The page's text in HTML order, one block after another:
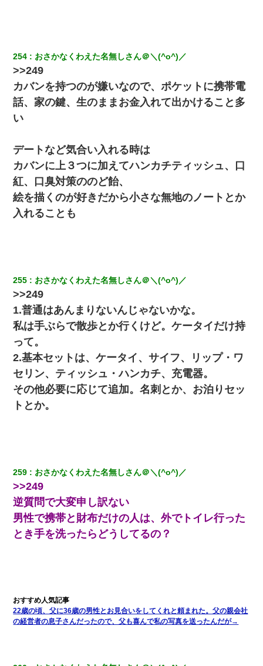
近づいて頭突きをしてきて…
ワイ144kg彼女98kgデブカップル、1年間毎日行為しまくった結
果
小2の頃、妹と昼寝してたら家が火事になってて気づくと逃げ場が
放置子が病院送りになったらしい → 俺（二度と帰ってくるなよ…
嫁を半身不随にしやがった恨みは、正直こんなもんじゃ晴れな
い）
隣の部屋の住民の母親、オートロックを突破してマンションに入
り込んできたみたいで、ずっとドアの前で喚いてて滅茶苦茶うる
13歳娘が元嫁のところから逃げてきた。どう扱ったらいいのかわ
父親がくも膜下出血で突然ﾀﾋ。→母の貯金が0なことが判明。→母
「私を家に置いてほしい、どうか見捨てないで(土下座」俺・嫁
「…」
「お前の父ちゃんは自宅警備員」とかからかわれたけど、実はと
んでもない仕事に就いていた
ｗｗｗｗｗ
200万を貸したコウトから、追加で400万の申し込み、私「無理。
義弟より娘たちが大事」旦那「娘たちが成人したら別れよう」私
（は？）
最近うちの庭に知らない男の人がしょっちゅう入ってくる。それ
を職場で愚痴ったら、同僚男性が怒鳴りつけてきた。
254 おさかなくわえた名無しさん＠＼(^o^)／
>>249
カバンを持つのが嫌いなので、ポケットに携帯電
話、家の鍵、生のままお金入れて出かけること多
い
デートなど気合い入れる時は
カバンに上３つに加えてハンカチティッシュ、口
紅、口臭対策ののど飴、
絵を描くのが好きだから小さな無地のノートとか
入れることも
255 おさかなくわえた名無しさん＠＼(^o^)／
>>249
1.普通はあんまりないんじゃないかな。
私は手ぶらで散歩とか行くけど。ケータイだけ持
って。
2.基本セットは、ケータイ、サイフ、リップ・ワ
セリン、ティッシュ・ハンカチ、充電器。
その他必要に応じて追加。名刺とか、お泊りセッ
トとか。
259 おさかなくわえた名無しさん＠＼(^o^)／
>>249
逆質問で大変申し訳ない
男性で携帯と財布だけの人は、外でトイレ行った
とき手を洗ったらどうしてるの？
22歳の頃、父に36歳の男性とお見合いをしてくれと頼まれた。父の親会社
の経営者の息子さんだったので、父も喜んで私の写真を送ったんだが→